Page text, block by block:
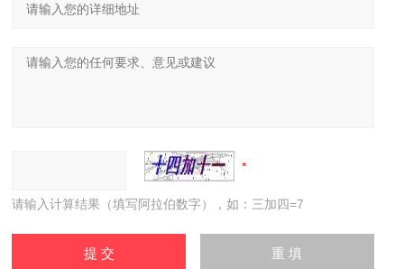
请输入计算结果（填写阿拉伯数字），如：三加四=7